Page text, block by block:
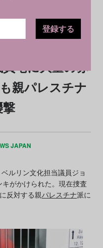
2024.09.25
宅に大量の赤
親パレスチナ
JAPAN
ベルリン文化担当議員ジョ
がかけられた。現在捜査
反対する親パレスチナ派に
登録する